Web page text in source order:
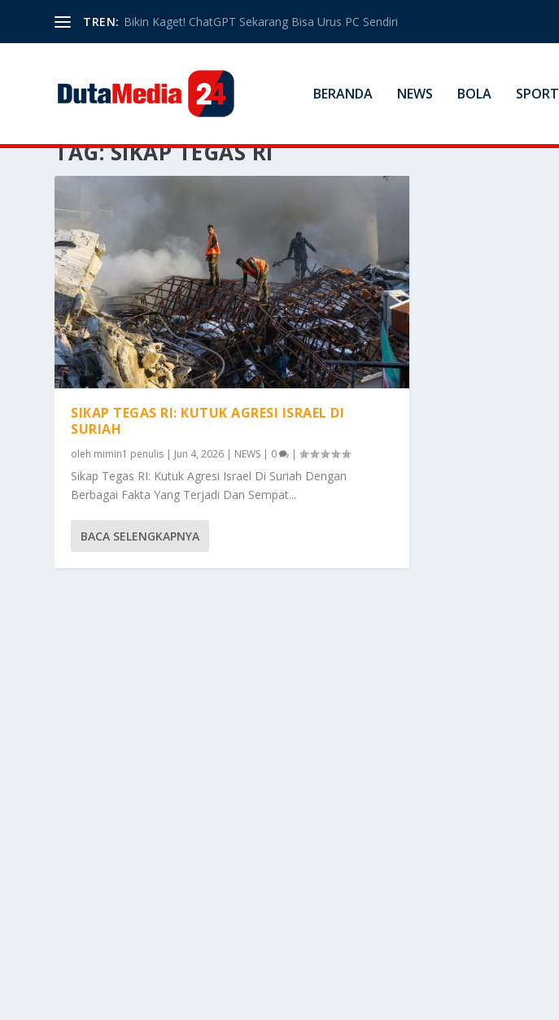
TREN: Bikin Kaget! ChatGPT Sekarang Bisa Urus PC Sendiri
BERANDA NEWS BOLA SPORT
TAG:SIKAP TEGAS RI
SIKAP TEGAS RI: KUTUK AGRESI ISRAEL DI
SURIAH
oleh mimin1 penulis | Jun 4, 2026 | NEWS | 0 |
Sikap Tegas RI: Kutuk Agresi Israel Di Suriah Dengan
Berbagai Fakta Yang Terjadi Dan Sempat...
BACA SELENGKAPNYA